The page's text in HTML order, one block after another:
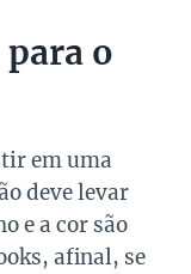
o
em uma
deve levar
e a cor são
afinal, se